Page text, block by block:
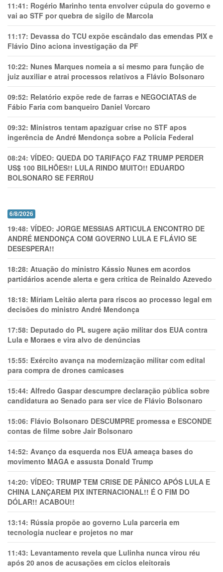
11:41: Rogério Marinho tenta envolver cúpula do governo e
vai ao STF por quebra de sigilo de Marcola
11:17: Devassa do TCU expõe escândalo das emendas PIX e
Flávio Dino aciona investigação da PF
10:22: Nunes Marques nomeia a si mesmo para função de
juiz auxiliar e atrai processos relativos a Flávio Bolsonaro
09:52: Relatório expõe rede de farras e NEGOCIATAS de
Fábio Faria com banqueiro Daniel Vorcaro
09:32: Ministros tentam apaziguar crise no STF apos
ingerência de André Mendonça sobre a Polícia Federal
08:24: VÍDEO: QUEDA DO TARIFAÇO FAZ TRUMP PERDER
US$ 100 BILHÕES!! LULA RINDO MUITO!! EDUARDO
BOLSONARO SE FERR0U
6/8/2026
19:48: VÍDEO: JORGE MESSIAS ARTICULA ENCONTRO DE
ANDRÉ MENDONÇA COM GOVERNO LULA E FLÁVIO SE
DESESPERA!!
18:28: Atuação do ministro Kássio Nunes em acordos
partidários acende alerta e gera crítica de Reinaldo Azevedo
18:18: Míriam Leitão alerta para riscos ao processo legal em
decisões do ministro André Mendonça
17:58: Deputado do PL sugere ação militar dos EUA contra
Lula e Moraes e vira alvo de denúncias
15:55: Exército avança na modernização militar com edital
para compra de drones camicases
15:44: Alfredo Gaspar descumpre declaração pública sobre
candidatura ao Senado para ser vice de Flávio Bolsonaro
15:06: Flávio Bolsonaro DESCUMPRE promessa e ESCONDE
contas de filme sobre Jair Bolsonaro
14:52: Avanço da esquerda nos EUA ameaça bases do
movimento MAGA e assusta Donald Trump
14:20: VÍDEO: TRUMP TEM CRlSE DE PÂNlCO APÓS LULA E
CHINA LANÇAREM PIX INTERNACIONAL!! É O FIM DO
DÓLAR!! ACABOU!!
13:14: Rússia propõe ao governo Lula parceria em
tecnologia nuclear e projetos no mar
11:43: Levantamento revela que Lulinha nunca virou réu
após 20 anos de acusações em ciclos eleitorais